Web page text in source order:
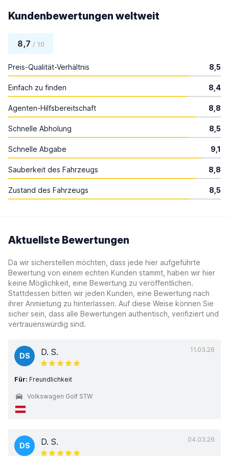
Kundenbewertungen weltweit
8,7 / 10
Preis-Qualität-Verhältnis 8,5
Einfach zu finden 8,4
Agenten-Hilfsbereitschaft 8,8
Schnelle Abholung 8,5
Schnelle Abgabe 9,1
Sauberkeit des Fahrzeugs 8,8
Zustand des Fahrzeugs 8,5
Aktuellste Bewertungen
Da wir sicherstellen möchten, dass jede hier aufgeführte
Bewertung von einem echten Kunden stammt, haben wir hier
keine Möglichkeit, eine Bewertung zu veröffentlichen.
Stattdessen bitten wir jeden Kunden, eine Bewertung nach
ihrer Anmietung zu hinterlassen. Auf diese Weise können Sie
sicher sein, dass alle Bewertungen authentisch, verifiziert und
vertrauenswürdig sind.
11.03.26
DS D. S.
Für: Freundlichkeit
Volkswagen Golf STW
04.03.26
DS D. S.